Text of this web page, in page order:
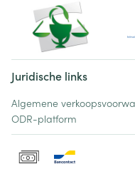
Juridische links
Algemene
ODR-platform